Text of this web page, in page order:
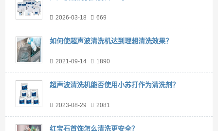
2026-03-18 669
如何使超声波清洗机达到理想清洗效果？
2021-09-14 1890
超声波清洗机能否使用小苏打作为清洗剂？
2023-08-29 2081
红宝石首饰怎么清洗更安全？